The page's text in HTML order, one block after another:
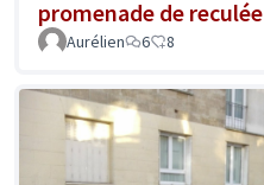
promenade de reculée
Aurélien 6 8